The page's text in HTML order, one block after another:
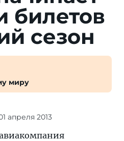
билетов
сезон
миру
апреля 2013